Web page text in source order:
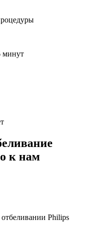
минут
к нам
Philips